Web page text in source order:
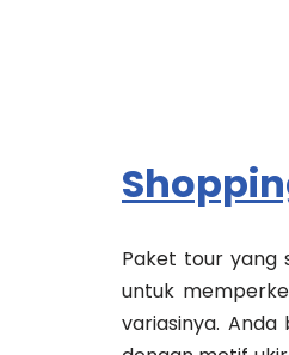
Paket tour yang
untuk
variasinya.